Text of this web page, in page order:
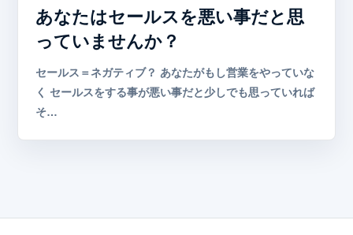
あなたはセールスを悪い事だと思
っていませんか？
セールス＝ネガティブ？ あなたがもし営業をやっていな
く セールスをする事が悪い事だと少しでも思っていれば
そ…